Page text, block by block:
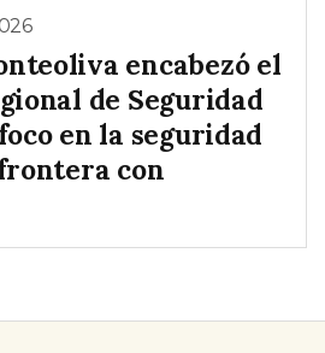
encabezó el
de Seguridad
en la seguridad
con